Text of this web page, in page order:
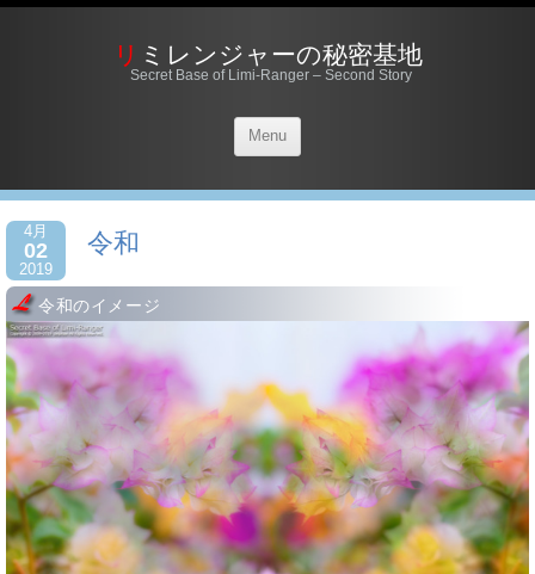
リミレンジャーの秘密基地
Secret Base of Limi-Ranger – Second Story
Menu
4月
02
2019
令和
令和のイメージ